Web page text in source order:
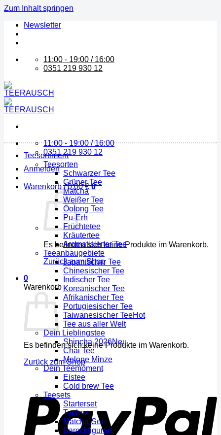
Zum Inhalt springen
Newsletter
11:00 - 19:00 / 16:00
0351 219 930 12
11:00 - 19:00 / 16:00
0351 219 930 12
Anmelden
Warenkorb /0,00€ 0
Es befinden sich keine Produkte im Warenkorb.
Zurück zum Shop
0
Warenkorb
Es befinden sich keine Produkte im Warenkorb.
Zurück zum Shop
Teesortiment
Teesorten
Schwarzer Tee
Grüner Tee
Matcha
Weißer Tee
Oolong Tee
Pu-Erh
Früchtetee
Kräutertee
Aromatisierter Tee
Teeanbaugebiete
Japanischer Tee
Chinesischer Tee
Indischer Tee
Koreanischer Tee
Afrikanischer Tee
Portugiesischer Tee
Taiwanesischer Tee
Tee aus aller Welt
Dein Lieblingstee
Shincha 2026
Chai Tee
Melone Minze
Dein Teemoment
Eistee
Cold brew Tee
Teesets
Starterset
Teebox
Matcha-Set
Barockfiguren